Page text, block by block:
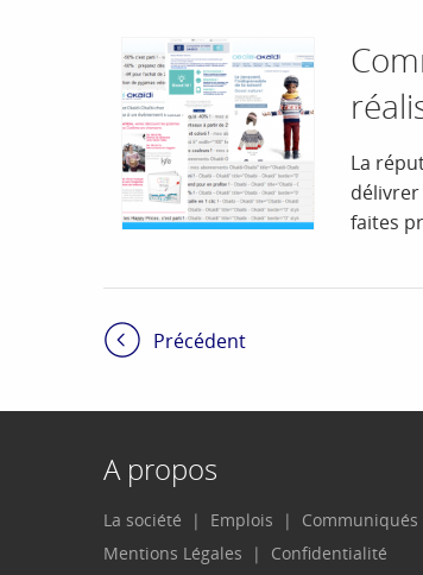
La
délivrer
faites
Précédent
A propos
La société Emplois Communiqués
Mentions Légales
Confidentialité